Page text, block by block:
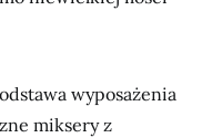
wyposażenia
miksery z